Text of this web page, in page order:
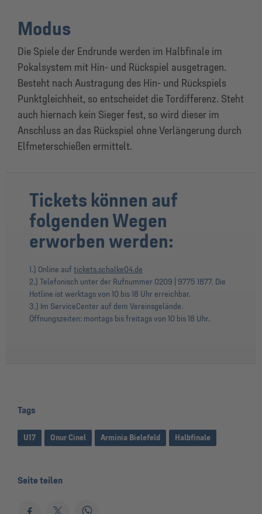
Modus
Die Spiele der Endrunde werden im Halbfinale im
Pokalsystem mit Hin- und Rückspiel ausgetragen.
Besteht nach Austragung des Hin- und Rückspiels
Punktgleichheit, so entscheidet die Tordifferenz. Steht
auch hiernach kein Sieger fest, so wird dieser im
Anschluss an das Rückspiel ohne Verlängerung durch
Elfmeterschießen ermittelt.
Tickets können auf
folgenden Wegen
erworben werden:
1.) Online auftickets.schalke04.de
2.) Telefonisch unter der Rufnummer 0209 | 9775 1877. Die
Hotline ist werktags von 10 bis 18 Uhr erreichbar.
3.) Im ServiceCenter auf dem Vereinsgelände.
Öffnungszeiten: montags bis freitags von 10 bis 18 Uhr.
Tags
U17 Onur Cinel Arminia Bielefeld Halbfinale
Seite teilen